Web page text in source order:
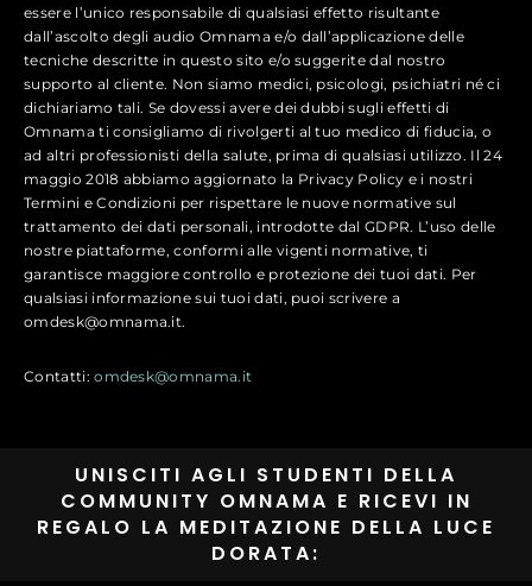
essere l’unico responsabile di qualsiasi effetto risultante
dall’ascolto degli audio Omnama e/o dall’applicazione delle
tecniche descritte in questo sito e/o suggerite dal nostro
supporto al cliente. Non siamo medici, psicologi, psichiatri né ci
dichiariamo tali. Se dovessi avere dei dubbi sugli effetti di
Omnama ti consigliamo di rivolgerti al tuo medico di fiducia, o
ad altri professionisti della salute, prima di qualsiasi utilizzo. Il 24
maggio 2018 abbiamo aggiornato la Privacy Policy e i nostri
Termini e Condizioni per rispettare le nuove normative sul
trattamento dei dati personali, introdotte dal GDPR. L’uso delle
nostre piattaforme, conformi alle vigenti normative, ti
garantisce maggiore controllo e protezione dei tuoi dati. Per
qualsiasi informazione sui tuoi dati, puoi scrivere a
omdesk@omnama.it.
Contatti:omdesk@omnama.it
UNISCITI AGLI STUDENTI DELLA
COMMUNITY OMNAMA E RICEVI IN
REGALO LA MEDITAZIONE DELLA LUCE
DORATA: